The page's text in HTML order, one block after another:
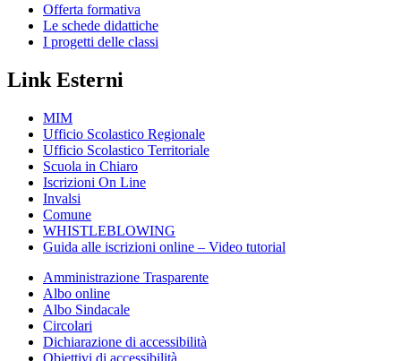
Offerta formativa
Le schede didattiche
I progetti delle classi
Link Esterni
MIM
Ufficio Scolastico Regionale
Ufficio Scolastico Territoriale
Scuola in Chiaro
Iscrizioni On Line
Invalsi
Comune
WHISTLEBLOWING
Guida alle iscrizioni online – Video tutorial
Amministrazione Trasparente
Albo online
Albo Sindacale
Circolari
Dichiarazione di accessibilità
Obiettivi di accessibilità